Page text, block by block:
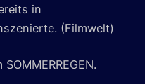
in
(Filmwelt)